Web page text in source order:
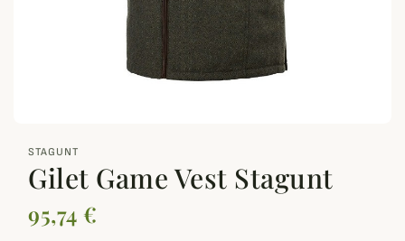
STAGUNT
Gilet Game Vest Stagunt
95,74 €